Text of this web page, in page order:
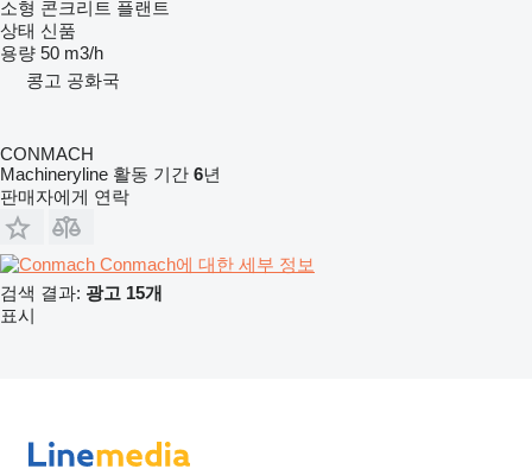
소형 콘크리트 플랜트
상태 신품
용량 50 m3/h
콩고 공화국
CONMACH
Machineryline 활동 기간 6년
판매자에게 연락
Conmach에 대한 세부 정보
검색 결과: 광고 15개
표시